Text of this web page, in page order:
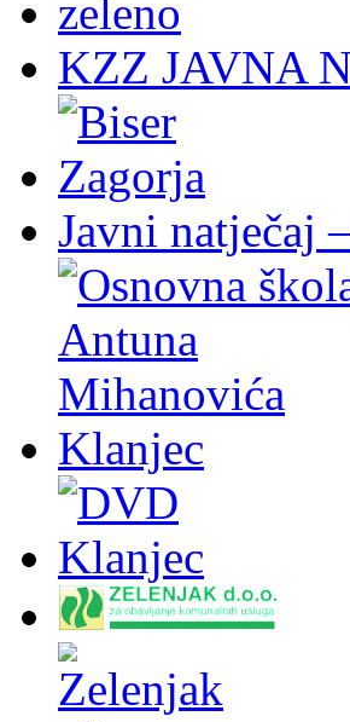
KZZ JAVNA
Javni natječaj